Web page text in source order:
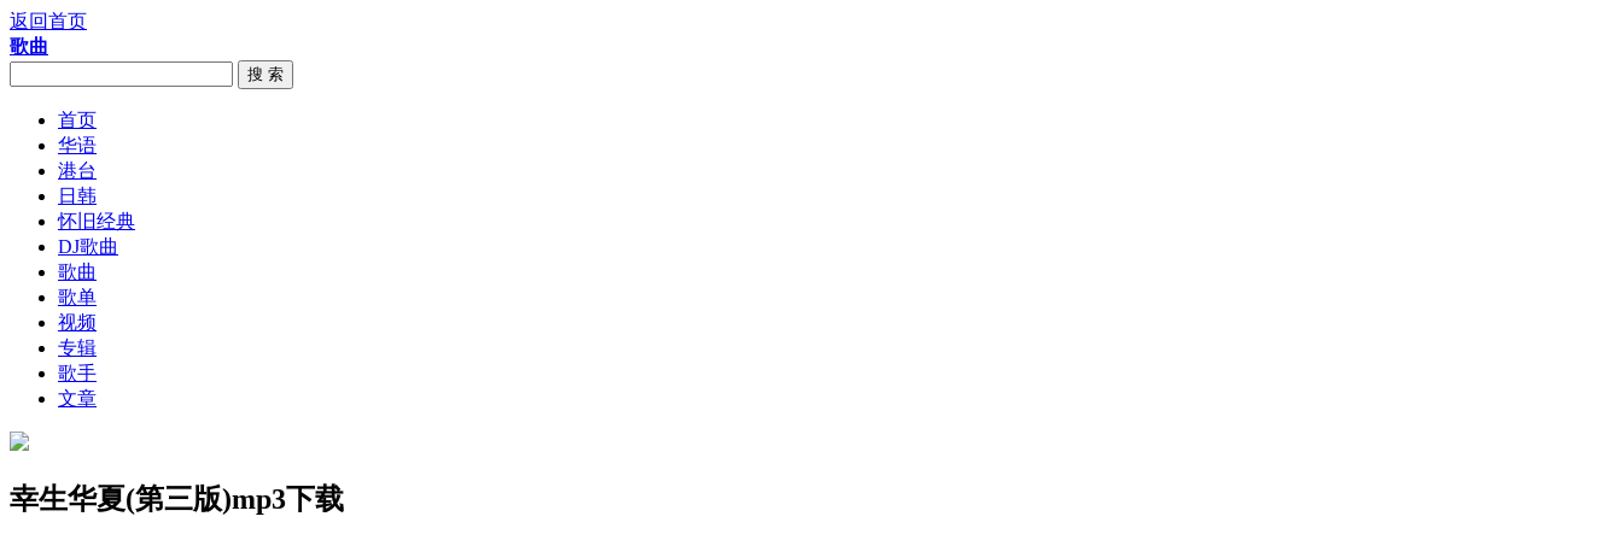
返回首页
歌曲
搜 索
首页
华语
港台
日韩
怀旧经典
DJ歌曲
歌曲
歌单
视频
专辑
歌手
文章
幸生华夏(第三版)mp3下载